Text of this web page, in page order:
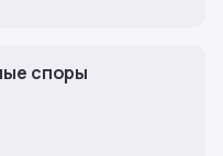
споры